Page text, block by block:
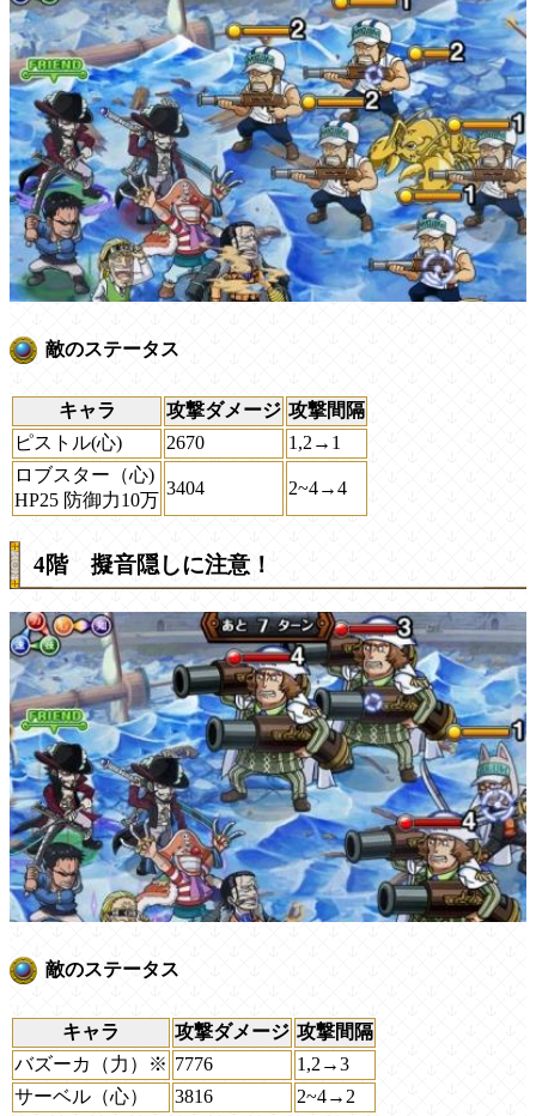
敵のステータス
キャラ 攻撃ダメージ 攻撃間隔
ピストル(心)
2670
1,2→1
ロブスター（心)
HP25 防御力10万
3404 2~4→4
4階 擬音隠しに注意！
敵のステータス
キャラ 攻撃ダメージ 攻撃間隔
バズーカ（力）※ 7776
1,2→3
サーベル（心）
3816 2~4→2